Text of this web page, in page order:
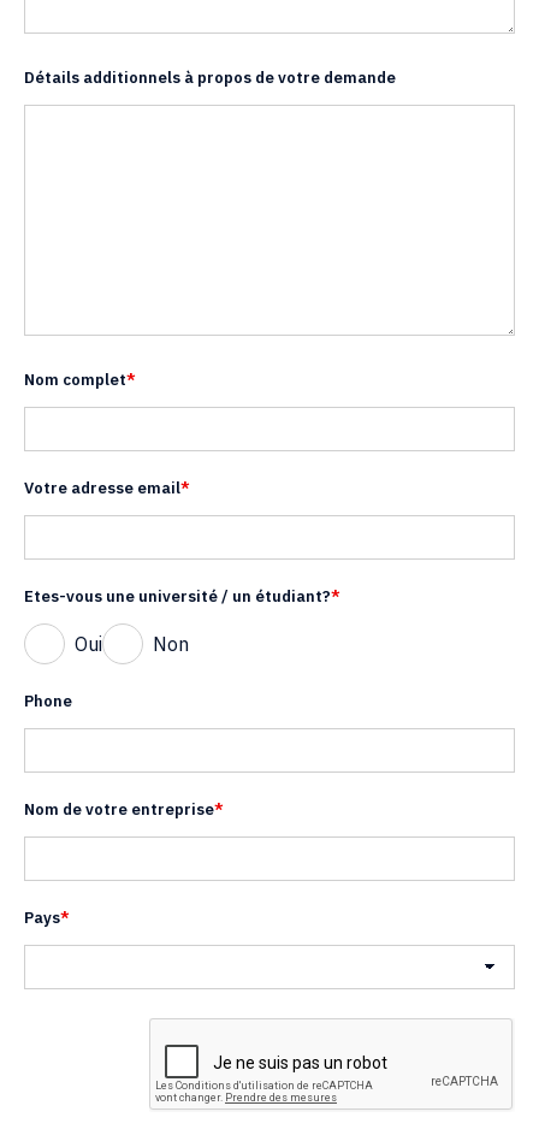
Détails additionnels à propos de votre demande
Nom complet*
Votre adresse email*
Etes-vous une université / un étudiant?*
Oui Non
Phone
Nom de votre entreprise*
Pays*